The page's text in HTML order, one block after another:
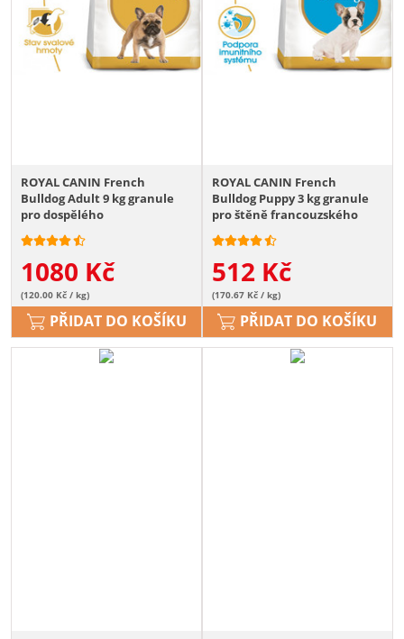
ROYAL CANIN French
Bulldog Adult 9 kg granule
pro dospělého
francouzského buldočka
1080 Kč
(120.00 Kč / kg)
PŘIDAT DO KOŠÍKU
ROYAL CANIN French
Bulldog Puppy 3 kg granule
pro štěně francouzského
buldočka
512 Kč
(170.67 Kč / kg)
PŘIDAT DO KOŠÍKU